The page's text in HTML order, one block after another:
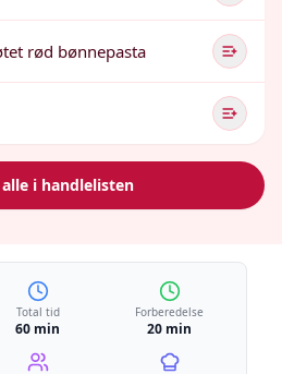
rød bønnepasta
i handlelisten
Total tid
60 min
Forberedelse
20 min